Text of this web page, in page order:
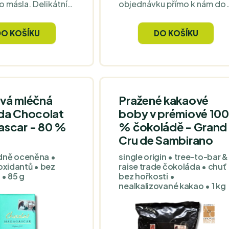
másla. Delikátní
květin, medu,
vůně a chuti
KOŠÍKU
objednávku přímo k nám do
nejlepší, co můžete použít při
svém pravidelném
cukrářském umění. Není na
DO KOŠÍKU
mléčná
Chocolat
- 80 %
oceněna •
• bez
85 g
Pražené kakaové
boby v prémiové 100
% čokoládě - Grand
Cru de Sambirano
single origin • tree-to-bar &
raise trade čokoláda • chuť
bez hořkosti •
nealkalizované kakao • 1 kg